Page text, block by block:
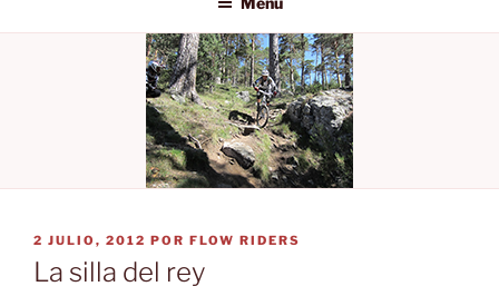
PUBLICADO
EL
2 JULIO, 2012 POR FLOW RIDERS
La silla del rey